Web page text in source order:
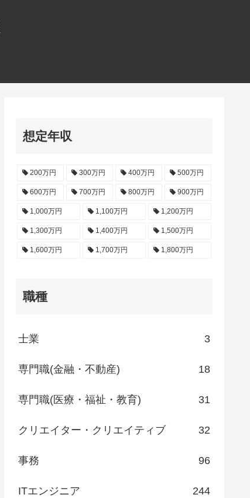
想定年収
200万円 300万円 400万円 500万円
600万円 700万円 800万円 900万円
1,000万円 1,100万円 1,200万円
1,300万円 1,400万円 1,500万円
1,600万円 1,700万円 1,800万円
職種
士業 3
専門職(金融・不動産) 18
専門職(医療・福祉・教育) 31
クリエイター・クリエイティブ 32
事務 96
ITエンジニア 244